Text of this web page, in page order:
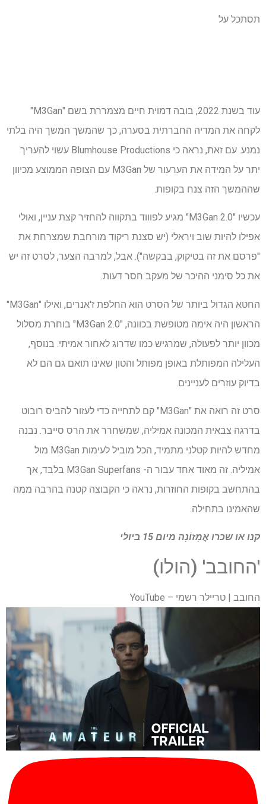
תסתכל על
עוד בשנת 2022, בובה דמוית חיים מצמררת בשם "M3Gan"
לקחה את המדיה החברתית בסערה, כך שהמשך המשך היה בלתי
נמנע. עם זאת, נראה כי Blumhouse Productions עשוי להעריך
יתר על המידה את הערעור של M3Gan עם הצופה הממוצע מכיוון
שההמשך הזה צנח בקופות.
עכשיו "M3Gan 2.0" מגיע לפוווד בתקווה להחזיר קצת עניין, ואולי
אפילו להיות שוב ויראלי (יש סצנת ריקוד מורחבת שמצרחת את
"פרסם את זה בטיקוק, בבקשה"). אבל, למרבה הצער, לסרט זה יש
את כל סימני ההיכר של מעקב חסר דעות.
החטא הגדול ביותר של הסרט הוא החלפת ז'אנרים, ואילו "M3Gan"
הראשון היה אימה מטופשת בכוונה, "M3Gan 2.0" בוחרת מסלול
מכוון יותר לפעולה, שמרגיש כמו שדרוג לאחור אמיתי. בנוסף,
העלילה המפותלת באופן מפותל והטון שאינו תואם גם הם לא
בדיוק עוזרים לעניינים.
סרט זה רואה את "M3Gan" קם לתחייה כדי לעזור להביס רובוט
בדרגה צבאית המכונה אמיליה, שמשחרר את הרס סייבר. נבנה
מחדש להיות קטלני מתמיד, הכל מוביל לעימות M3Gan מול
אמיליה. זה מאוד אחד עבור ה- M3Gan Superfans בלבד, אך
בהתחשב בקופות החוזרות, נראה כי הקבוצה קטנה בהרבה ממה
שהאמינו בתחילה.
קנו או שכרו אֲמָזוֹנָה מיום 15 ביולי
'החובב' (הולו)
החובב | טריילר רשמי – YouTube